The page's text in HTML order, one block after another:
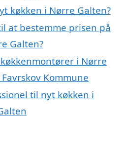
køkken i Nørre Galten?
at bestemme prisen på
Galten?
i Nørre
Kommune
til nyt køkken i